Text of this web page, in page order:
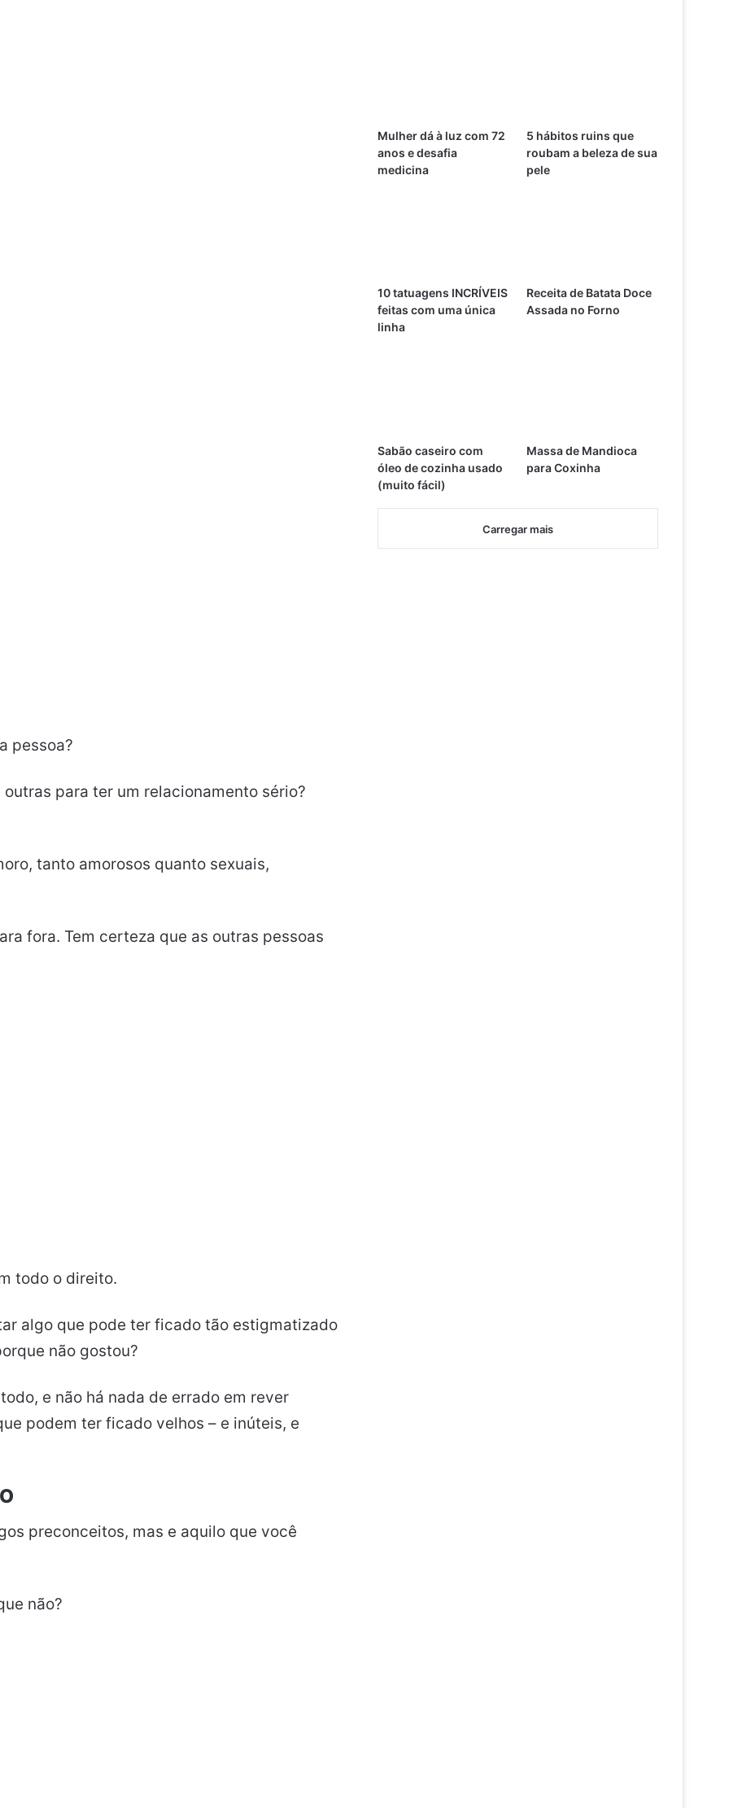
pessoa?
para ter um relacionamento sério?
tanto amorosos quanto sexuais,
fora. Tem certeza que as outras pessoas
todo o direito.
algo que pode ter ficado tão estigmatizado
não gostou?
e não há nada de errado em rever
podem ter ficado velhos – e inúteis, e
preconceitos, mas e aquilo que você
não?
Mulher dá à luz com 72
anos e desafia
medicina
5 hábitos ruins que
roubam a beleza de sua
pele
10 tatuagens INCRÍVEIS
feitas com uma única
linha
Receita de Batata Doce
Assada no Forno
Sabão caseiro com
óleo de cozinha usado
(muito fácil)
Massa de Mandioca
para Coxinha
Carregar mais